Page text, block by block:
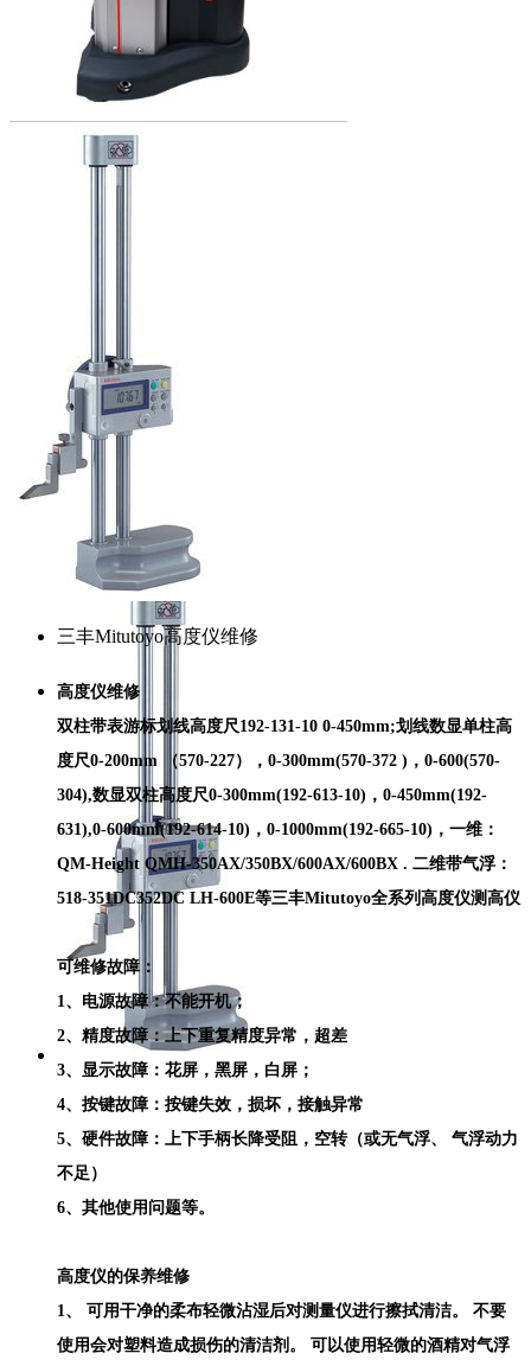
三丰Mitutoyo高度仪维修
高度仪维修
双柱带表游标划线高度尺192-131-10 0-450mm;划线数显单柱高
度尺0-200mm （570-227），0-300mm(570-372 )，0-600(570-
304),数显双柱高度尺0-300mm(192-613-10)，0-450mm(192-
631),0-600mm(192-614-10)，0-1000mm(192-665-10)，一维：
QM-Height QMH-350AX/350BX/600AX/600BX . 二维带气浮：
518-351DC352DC LH-600E等三丰Mitutoyo全系列高度仪测高仪
可维修故障：
1、电源故障：不能开机；
2、精度故障：上下重复精度异常，超差
3、显示故障：花屏，黑屏，白屏；
4、按键故障：按键失效，损坏，接触异常
5、硬件故障：上下手柄长降受阻，空转（或无气浮、 气浮动力
不足）
6、其他使用问题等。
高度仪的保养维修
1、 可用干净的柔布轻微沾湿后对测量仪进行擦拭清洁。 不要
使用会对塑料造成损伤的清洁剂。 可以使用轻微的酒精对气浮